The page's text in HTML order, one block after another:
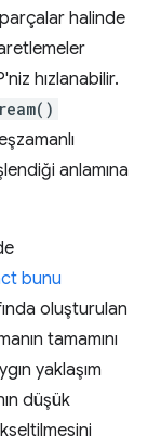
halinde
hızlanabilir.
anlamına
bunu
oluşturulan
tamamını
yaklaşım
düşük